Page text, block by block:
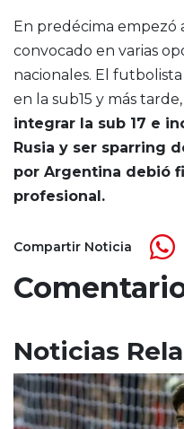
En predécima empezó
convocado en varias
nacionales. El
en la sub15 y más
integrar la sub 17 e
Rusia y ser sparring
por Argentina debió
profesional.
Compartir Noticia
Noticias